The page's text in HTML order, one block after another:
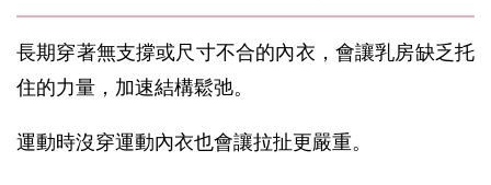
長期穿著無支撐或尺寸不合的內衣，會讓乳房缺乏托
住的力量，加速結構鬆弛。
運動時沒穿運動內衣也會讓拉扯更嚴重。